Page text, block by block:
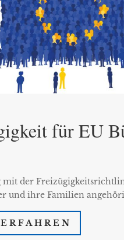
für EU
der
und ihre Familien